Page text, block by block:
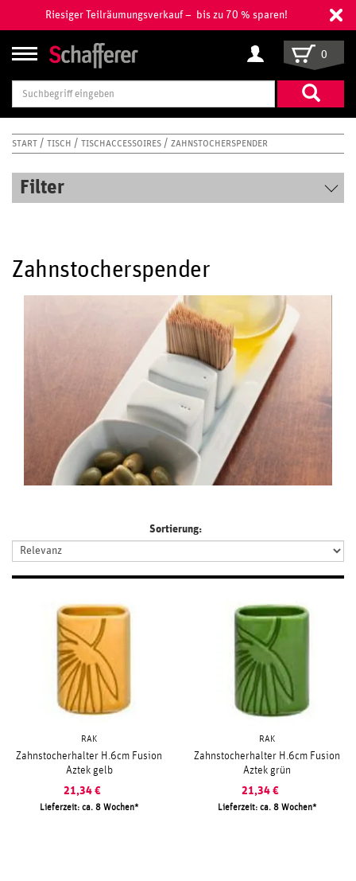
Riesiger Teilräumungsverkauf – bis zu 70 % sparen!
Suchbegriff
eingeben
0
START TISCH TISCHACCESSOIRES ZAHNSTOCHERSPENDER
Filter
Zahnstocherspender
Sortierung:
RAK
Zahnstocherhalter H.6cm Fusion
Aztek gelb
21,34 €
Lieferzeit: ca. 8 Wochen
RAK
Zahnstocherhalter H.6cm Fusion
Aztek grün
21,34 €
Lieferzeit: ca. 8 Wochen